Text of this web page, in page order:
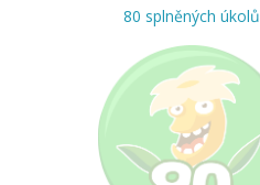
80 splněných úkolů